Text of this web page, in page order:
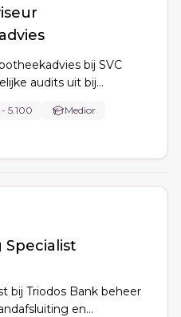
bij SVC
audits uit bij
je verbeterkansen en
advieskwaliteit te
5.100
Medior
bij Triodos Bank beheer
en